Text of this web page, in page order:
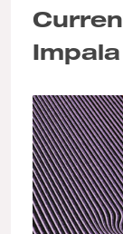
Impala